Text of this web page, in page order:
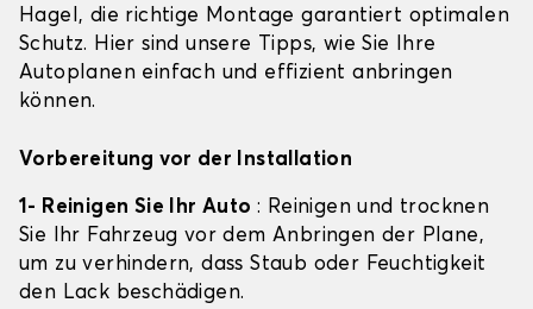
Hagel, die richtige Montage garantiert optimalen
Schutz. Hier sind unsere Tipps, wie Sie Ihre
Autoplanen einfach und effizient anbringen
können.
Vorbereitung vor der Installation
1- Reinigen Sie Ihr Auto : Reinigen und trocknen
Sie Ihr Fahrzeug vor dem Anbringen der Plane,
um zu verhindern, dass Staub oder Feuchtigkeit
den Lack beschädigen.